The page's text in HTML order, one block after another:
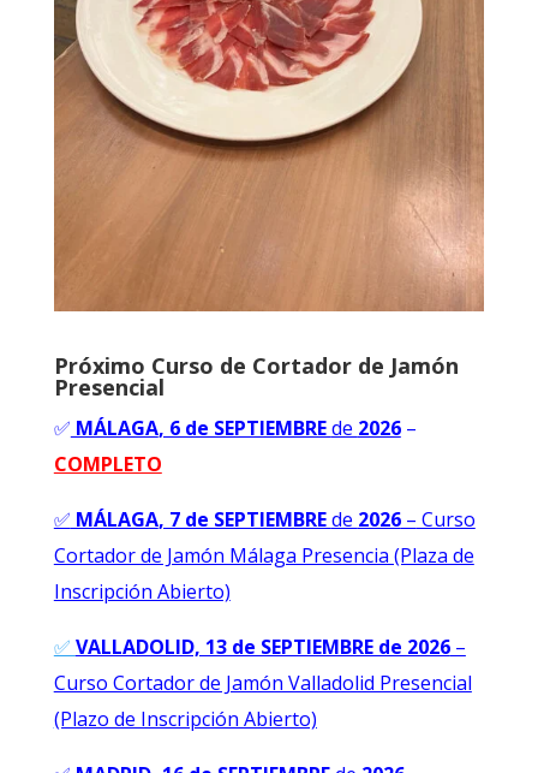
Próximo Curso de Cortador de Jamón
Presencial
✅ MÁLAGA, 6 de SEPTIEMBREde 2026–
COMPLETO
✅ MÁLAGA, 7 de SEPTIEMBREde 2026– Curso
Cortador de Jamón Málaga Presencia (Plaza de
Inscripción Abierto)
✅ VALLADOLID, 13 de SEPTIEMBRE de 2026–
Curso Cortador de Jamón Valladolid Presencial
(Plazo de Inscripción Abierto)